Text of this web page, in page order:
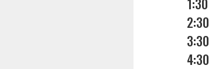
2:30
3:30
4:30